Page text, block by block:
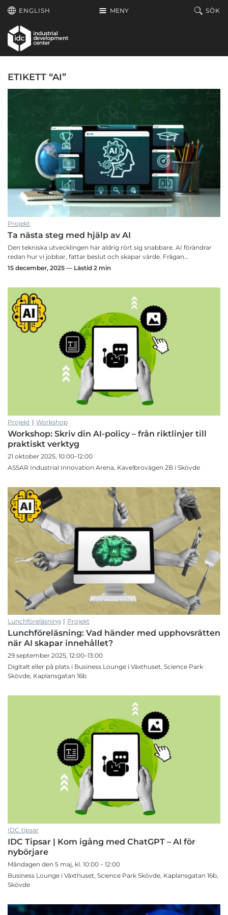
Hoppa till huvudinnehållet
MENY
ENGLISH SÖK
ETIKETT “AI”
Projekt
Ta nästa steg med hjälp av AI
Den tekniska utvecklingen har aldrig rört sig snabbare. AI förändrar
redan hur vi jobbar, fattar beslut och skapar värde. Frågan…
15 december, 2025 — Lästid 2 min
Projekt | Workshop
Workshop: Skriv din AI-policy – från riktlinjer till
praktiskt verktyg
21 oktober 2025, 10:00–12:00
ASSAR Industrial Innovation Arena, Kavelbrovägen 2B i Skövde
Lunchföreläsning | Projekt
Lunchföreläsning: Vad händer med upphovsrätten
när AI skapar innehållet?
29 september 2025, 12:00–13:00
Digitalt eller på plats i Business Lounge i Växthuset, Science Park
Skövde, Kaplansgatan 16b
IDC tipsar
IDC Tipsar | Kom igång med ChatGPT – AI för
nybörjare
Måndagen den 5 maj, kl. 10:00 – 12:00
Business Lounge i Växthuset, Science Park Skövde, Kaplansgatan 16b,
Skövde